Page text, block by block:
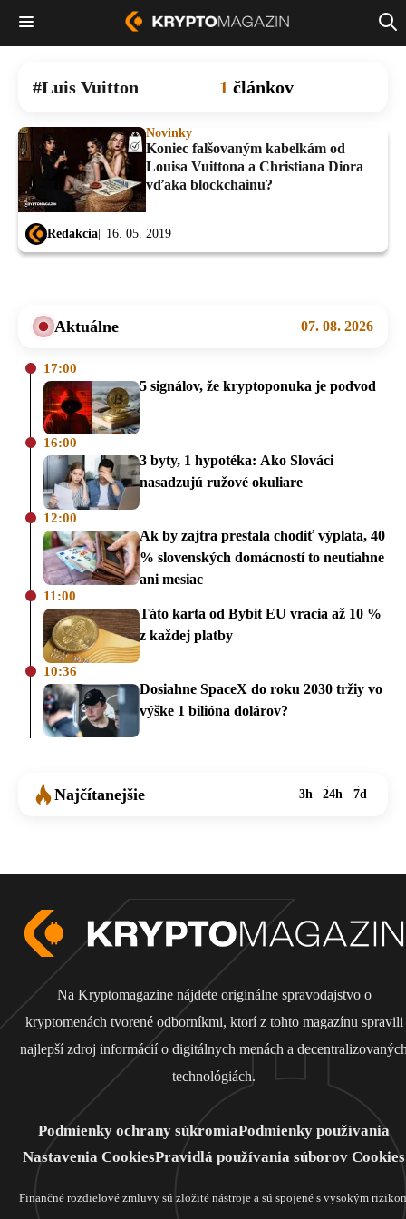
Luis Vuitton 1 článkov
Novinky
Koniec falšovaným kabelkám od
Louisa Vuittona a Christiana Diora
vďaka blockchainu?
Redakcia 16. 05. 2019
Aktuálne 07. 08. 2026
17:00
5 signálov, že kryptoponuka je podvod
16:00
3 byty, 1 hypotéka: Ako Slováci
nasadzujú ružové okuliare
12:00
Ak by zajtra prestala chodiť výplata, 40
% slovenských domácností to neutiahne
ani mesiac
11:00
Táto karta od Bybit EU vracia až 10 %
z každej platby
10:36
Dosiahne SpaceX do roku 2030 tržiy vo
výške 1 bilióna dolárov?
Najčítanejšie 3h 24h 7d
Na Kryptomagazine nájdete originálne spravodajstvo o
kryptomenách tvorené odborníkmi, ktorí z tohto magazínu spravili
najlepší zdroj informácií o digitálnych menách a
technológiách.
Podmienky ochrany súkromiaPodmienky používania
Nastavenia CookiesPravidlá používania súborov Cookies
Finančné rozdielové zmluvy sú zložité nástroje a sú spojené s vysokým